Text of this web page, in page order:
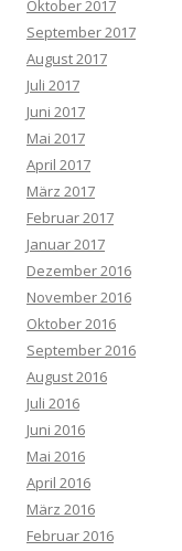
Oktober 2017
September 2017
August 2017
Juli 2017
Juni 2017
Mai 2017
April 2017
März 2017
Februar 2017
Januar 2017
Dezember 2016
November 2016
Oktober 2016
September 2016
August 2016
Juli 2016
Juni 2016
Mai 2016
April 2016
März 2016
Februar 2016